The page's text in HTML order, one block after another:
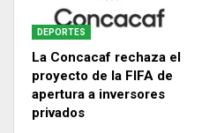
DEPORTES
La Concacaf rechaza el
proyecto de la FIFA de
apertura a inversores
privados